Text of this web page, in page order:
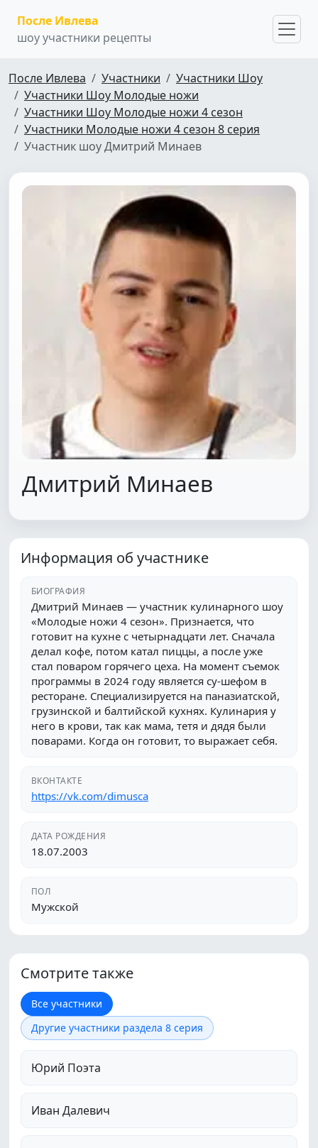
После Ивлева
шоу участники рецепты
После Ивлева Участники
Участники Шоу
Участники Шоу Молодые ножи
Участники Шоу Молодые ножи 4 сезон
Участники Молодые ножи 4 сезон 8 серия
Участник шоу Дмитрий Минаев
Дмитрий Минаев
Информация об участнике
БИОГРАФИЯ
Дмитрий Минаев — участник кулинарного шоу
«Молодые ножи 4 сезон». Признается, что
готовит на кухне с четырнадцати лет. Сначала
делал кофе, потом катал пиццы, а после уже
стал поваром горячего цеха. На момент съемок
программы в 2024 году является су-шефом в
ресторане. Специализируется на паназиатской,
грузинской и балтийской кухнях. Кулинария у
него в крови, так как мама, тетя и дядя были
поварами. Когда он готовит, то выражает себя.
ВКОНТАКТЕ
https://vk.com/dimusca
ДАТА РОЖДЕНИЯ
18.07.2003
ПОЛ
Мужской
Смотрите также
Все участники
Другие участники раздела 8 серия
Юрий Поэта
Иван Далевич